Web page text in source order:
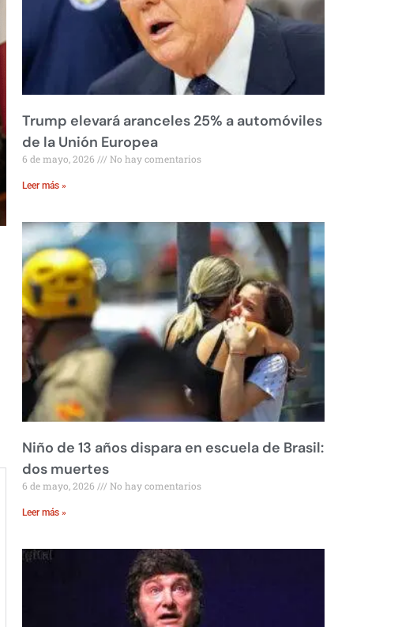
Trump elevará aranceles 25% a automóviles
de la Unión Europea
6 de mayo, 2026 No hay comentarios
Leer más »
Niño de 13 años dispara en escuela de Brasil:
dos muertes
6 de mayo, 2026 No hay comentarios
Leer más »